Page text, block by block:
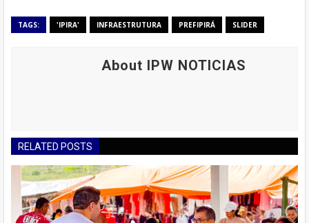
TAGS: 'IPIRA' INFRAESTRUTURA PREFIPIRÁ SLIDER
About IPW NOTICIAS
RELATED POSTS